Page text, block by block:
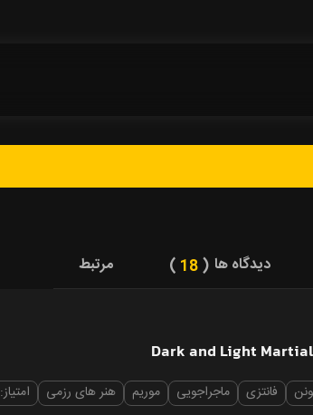
دیدگاه ها 18 مرتبط
Dark and Light
فانتزی ماجراجویی موریم هنر های رزمی امتیاز: 5/